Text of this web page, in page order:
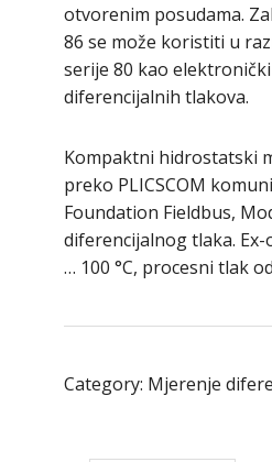
otvorenim posudama.
86 se može koristiti u
serije 80 kao
diferencijalnih tlakova.
Kompaktni hidrostatski
preko PLICSCOM
Foundation Fieldbus,
diferencijalnog tlaka.
… 100 °C, procesni tlak
Category: Mjerenje